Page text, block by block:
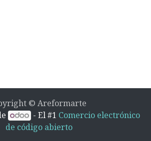
© Areformarte
- El #1 Comercio electrónico
de código abierto